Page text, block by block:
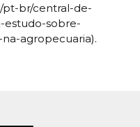
pt-br/central-de-
estudo-sobre-
agropecuaria).